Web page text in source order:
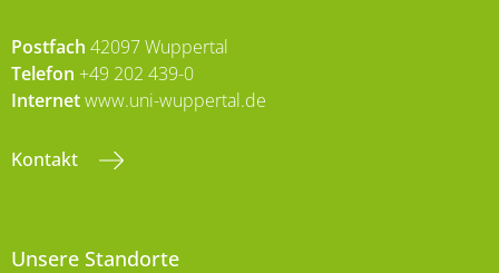
Postfach 42097 Wuppertal
Telefon +49 202 439-0
Internetwww.uni-wuppertal.de
Kontakt
Unsere Standorte